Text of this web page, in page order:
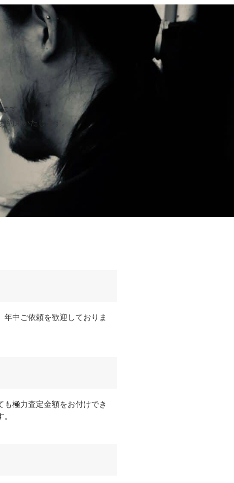
す。
約束いたします。
中ご依頼を歓迎しておりま
極力査定金額をお付けでき